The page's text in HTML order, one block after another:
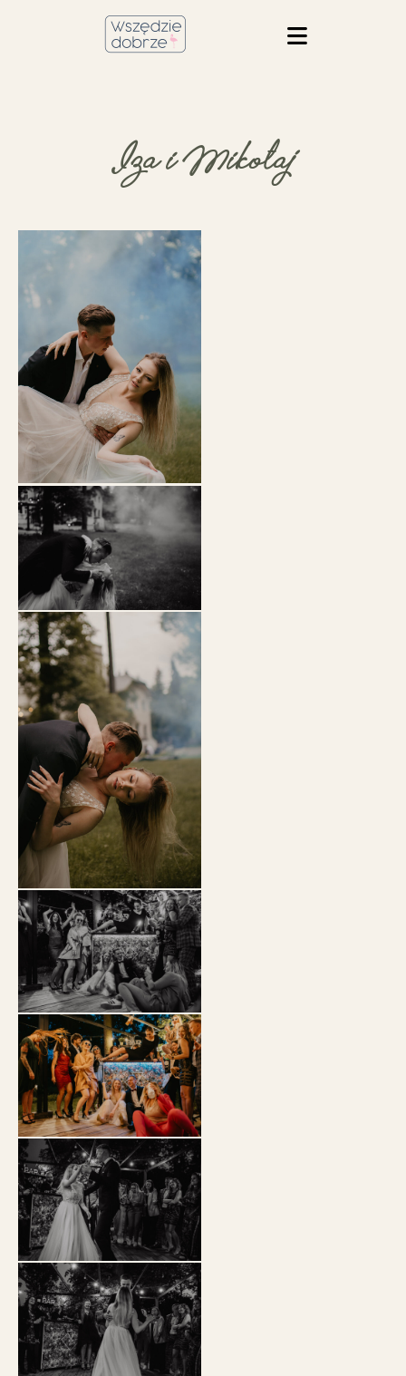
Iza i Mikołaj